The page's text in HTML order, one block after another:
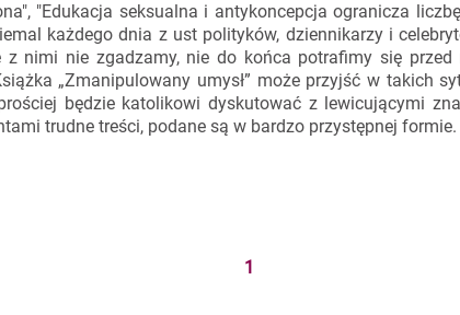
"Edukacja seksualna i antykoncepcja ogranicza
każdego dnia z ust polityków, dziennikarzy i
z nimi nie zgadzamy, nie do końca potrafimy się
„Zmanipulowany umysł” może przyjść w takich
będzie katolikowi dyskutować z lewicującymi
trudne treści, podane są w bardzo przystępnej formie.
1